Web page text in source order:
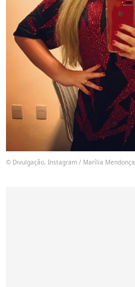
© Divulgação, Instagram / Marília Mendonça